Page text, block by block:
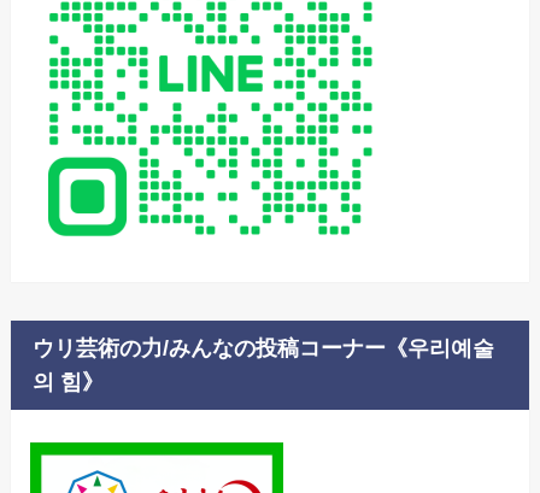
ウリ芸術の力/みんなの投稿コーナー《우리예술
의 힘》